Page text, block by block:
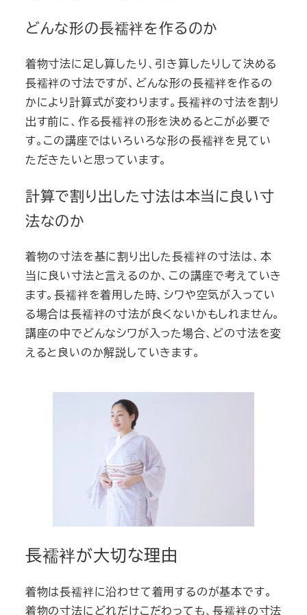
どんな形の長襦袢を作るのか
着物寸法に足し算したり、引き算したりして決める
長襦袢の寸法ですが、どんな形の長襦袢を作るの
かにより計算式が変わります。長襦袢の寸法を割り
出す前に、作る長襦袢の形を決めるとこが必要で
す。この講座ではいろいろな形の長襦袢を見てい
ただきたいと思っています。
計算で割り出した寸法は本当に良い寸
法なのか
着物の寸法を基に割り出した長襦袢の寸法は、本
当に良い寸法と言えるのか、この講座で考えていき
ます。長襦袢を着用した時、シワや空気が入ってい
る場合は長襦袢の寸法が良くないかもしれません。
講座の中でどんなシワが入った場合、どの寸法を変
えると良いのか解説していきます。
長襦袢が大切な理由
着物は長襦袢に沿わせて着用するのが基本です。
着物の寸法にどれだけこだわっても、長襦袢の寸法